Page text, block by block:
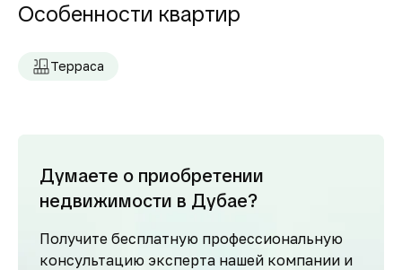
Особенности квартир
Терраса
Думаете о приобретении
недвижимости в Дубае?
Получите бесплатную профессиональную
консультацию эксперта нашей компании и